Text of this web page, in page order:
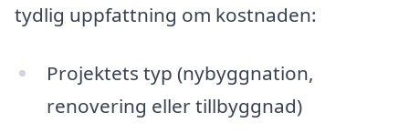
tydlig uppfattning om kostnaden:
Projektets typ (nybyggnation,
renovering eller tillbyggnad)